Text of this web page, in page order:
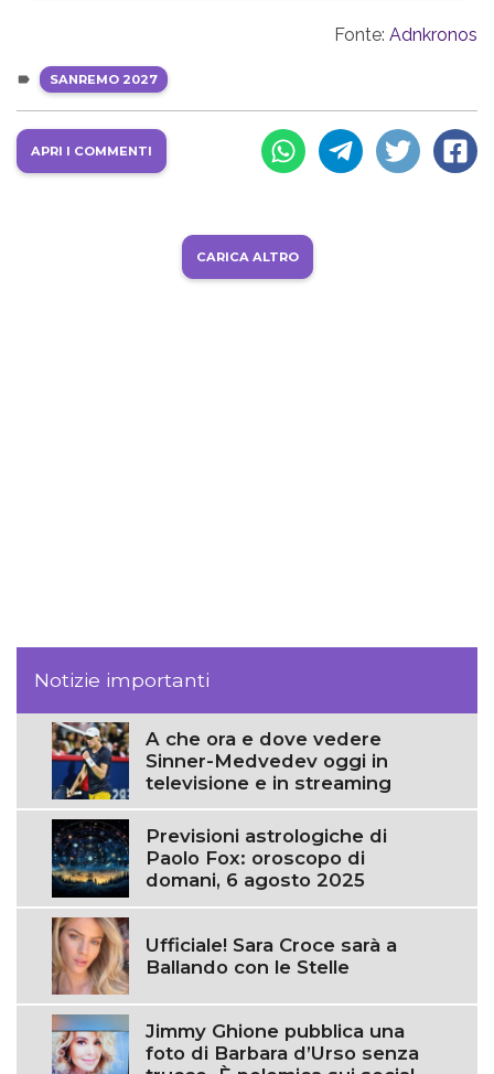
Fonte: Adnkronos
SANREMO 2027
APRI I COMMENTI
CARICA ALTRO
Notizie importanti
A che ora e dove vedere
Sinner-Medvedev oggi in
televisione e in streaming
Previsioni astrologiche di
Paolo Fox: oroscopo di
domani, 6 agosto 2025
Ufficiale! Sara Croce sarà a
Ballando con le Stelle
Jimmy Ghione pubblica una
foto di Barbara d’Urso senza